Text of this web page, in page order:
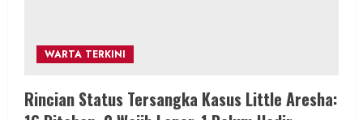
WARTA TERKINI
Rincian Status Tersangka Kasus Little Aresha: